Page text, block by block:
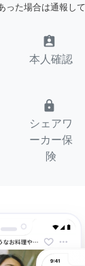
った場合は通報して
assignment_ind
本人確認
lock
シェアワ
ーカー保
険